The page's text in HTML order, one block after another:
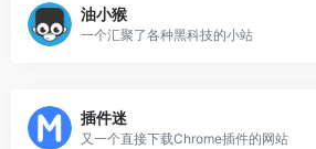
油小猴
一个汇聚了各种黑科技的小站
插件迷
又一个直接下载Chrome插件的网站